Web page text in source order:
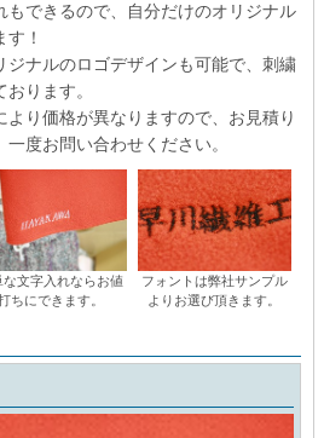
もできるので、自分だけのオリジナル
！
ジナルのロゴデザインも可能で、刺繍
ります。
り価格が異なりますので、お見積り
度お問い合わせください。
な文字入れならお値
ちにできます。
フォントは弊社サンプル
よりお選び頂きます。